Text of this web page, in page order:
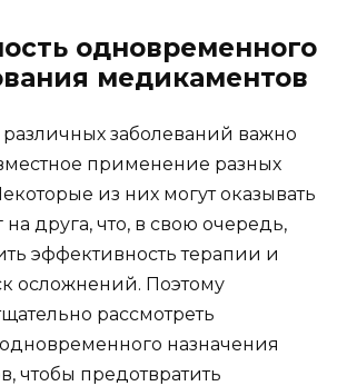
одновременного
медикаментов
заболеваний важно
применение разных
из них могут оказывать
друга, что, в свою очередь,
эффективность терапии и
осложнений. Поэтому
рассмотреть
назначения
чтобы предотвратить